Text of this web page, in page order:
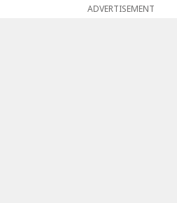
ADVERTISEMENT